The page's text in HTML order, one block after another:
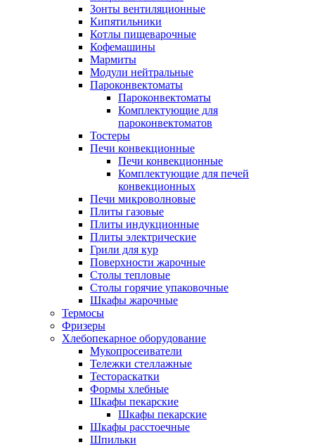
Зонты вентиляционные
Кипятильники
Котлы пищеварочные
Кофемашины
Мармиты
Модули нейтральные
Пароконвектоматы
Пароконвектоматы
Комплектующие для
пароконвектоматов
Тостеры
Печи конвекционные
Печи конвекционные
Комплектующие для печей
конвекционных
Печи микроволновые
Плиты газовые
Плиты индукционные
Плиты электрические
Грили для кур
Поверхности жарочные
Столы тепловые
Столы горячие упаковочные
Шкафы жарочные
Термосы
Фризеры
Хлебопекарное оборудование
Мукопросеиватели
Тележки стеллажные
Тестораскатки
Формы хлебные
Шкафы пекарские
Шкафы пекарские
Шкафы расстоечные
Шпильки